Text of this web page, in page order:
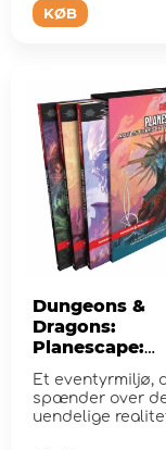
KØB
Dungeons &
Dragons:
Planescape:
Adventures in
Multiverse
Et eventyrmiljø,
spænder over
uendelige